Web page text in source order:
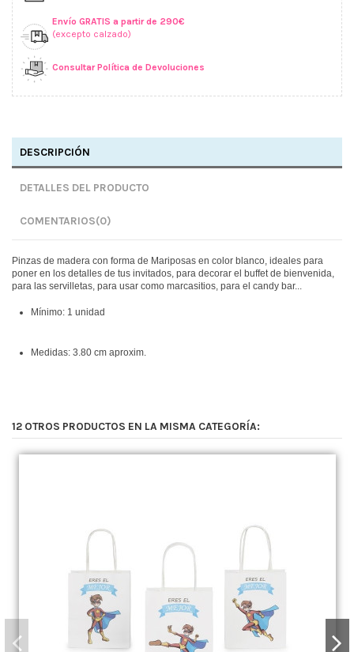
Envío GRATIS a partir de 290€
(excepto calzado)
Consultar Política de Devoluciones
DESCRIPCIÓN
DETALLES DEL PRODUCTO
COMENTARIOS(0)
Pinzas de madera con forma de Mariposas en color blanco, ideales para
poner en los detalles de tus invitados, para decorar el buffet de bienvenida,
para las servilletas, para usar como marcasitios, para el candy bar...
Mínimo: 1 unidad
Medidas: 3.80 cm aproxim.
12 OTROS PRODUCTOS EN LA MISMA CATEGORÍA: